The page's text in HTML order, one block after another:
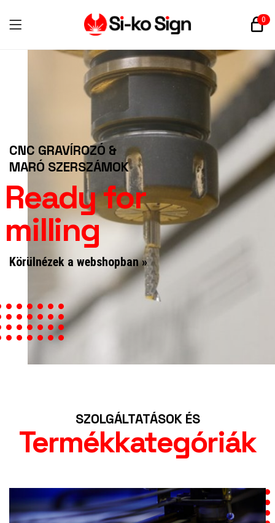
0
CNC GRAVÍROZÓ &
MARÓ SZERSZÁMOK
Ready for
milling
Körülnézek a webshopban »
SZOLGÁLTATÁSOK ÉS
Termékkategóriák